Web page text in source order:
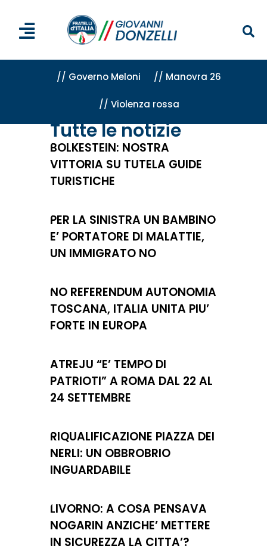
// Governo Meloni // Manovra 26
// Violenza rossa
Archivio
Tutte le notizie
BOLKESTEIN: NOSTRA
VITTORIA SU TUTELA GUIDE
TURISTICHE
PER LA SINISTRA UN BAMBINO
E’ PORTATORE DI MALATTIE,
UN IMMIGRATO NO
NO REFERENDUM AUTONOMIA
TOSCANA, ITALIA UNITA PIU’
FORTE IN EUROPA
ATREJU “E’ TEMPO DI
PATRIOTI” A ROMA DAL 22 AL
24 SETTEMBRE
RIQUALIFICAZIONE PIAZZA DEI
NERLI: UN OBBROBRIO
INGUARDABILE
LIVORNO: A COSA PENSAVA
NOGARIN ANZICHE’ METTERE
IN SICUREZZA LA CITTA’?